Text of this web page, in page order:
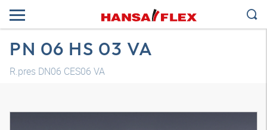
PN 06 HS 03 VA
R.pres DN06 CES06 VA